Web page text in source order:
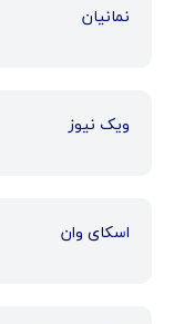
نمانیان
ویک نیوز
اسکای وان